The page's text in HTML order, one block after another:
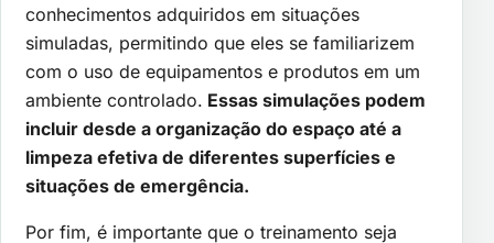
conhecimentos adquiridos em situações
simuladas, permitindo que eles se familiarizem
com o uso de equipamentos e produtos em um
ambiente controlado. Essas simulações podem
incluir desde a organização do espaço até a
limpeza efetiva de diferentes superfícies e
situações de emergência.
Por fim, é importante que o treinamento seja